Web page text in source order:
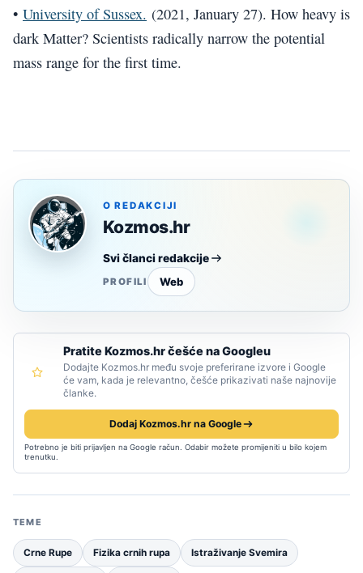
• University of Sussex. (2021, January 27). How heavy is
dark Matter? Scientists radically narrow the potential
mass range for the first time.
O REDAKCIJI
Kozmos.hr
Svi članci redakcije
PROFILI Web
Pratite Kozmos.hr češće na Googleu
Dodajte Kozmos.hr među svoje preferirane izvore i Google
će vam, kada je relevantno, češće prikazivati naše najnovije
članke.
Dodaj Kozmos.hr na Google
Potrebno je biti prijavljen na Google račun. Odabir možete promijeniti u bilo kojem
trenutku.
TEME
Crne Rupe Fizika crnih rupa Istraživanje Svemira